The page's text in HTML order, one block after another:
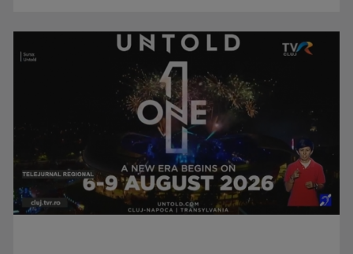
Piesa „Inimă, nu fi de piatră” a Corinei Chiriac ia argintul în